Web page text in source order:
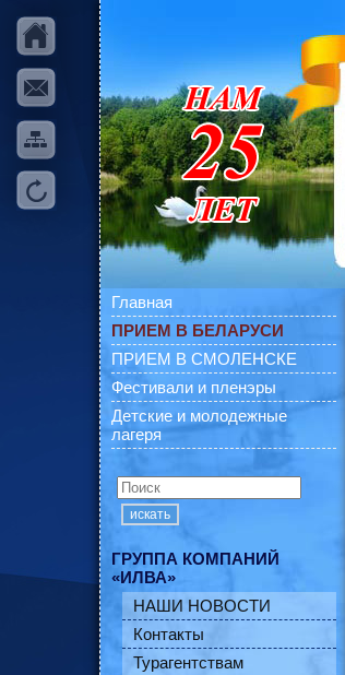
Главная
ПРИЕМ В БЕЛАРУСИ
ПРИЕМ В СМОЛЕНСКЕ
Фестивали и пленэры
Детские и молодежные
лагеря
искать
ГРУППА КОМПАНИЙ
«ИЛВА»
НАШИ НОВОСТИ
Контакты
Турагентствам